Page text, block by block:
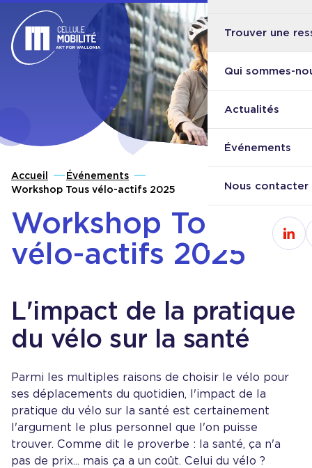
Retour à l'accueil
Trouver une
Qui sommes-
Actualités
Événements
Nous contacter
Accueil
Événements
Workshop Tous vélo-actifs 2025
Workshop Tous
vélo-actifs 2025
L'impact de la pratique
du vélo sur la santé
Parmi les multiples raisons de choisir le vélo pour
ses déplacements du quotidien, l'impact de la
pratique du vélo sur la santé est certainement
l'argument le plus personnel que l'on puisse
trouver. Comme dit le proverbe : la santé, ça n'a
pas de prix... mais ça a un coût. Celui du vélo ?